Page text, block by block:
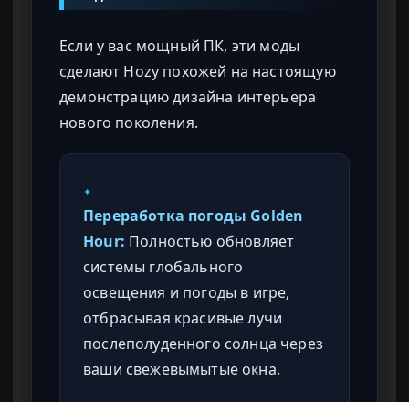
Если у вас мощный ПК, эти моды
сделают Hozy похожей на настоящую
демонстрацию дизайна интерьера
нового поколения.
✦
Переработка погоды Golden
Hour: Полностью обновляет
системы глобального
освещения и погоды в игре,
отбрасывая красивые лучи
послеполуденного солнца через
ваши свежевымытые окна.